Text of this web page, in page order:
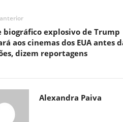
biográfico explosivo de Trump
aos cinemas dos EUA antes
dizem reportagens
Alexandra Paiva